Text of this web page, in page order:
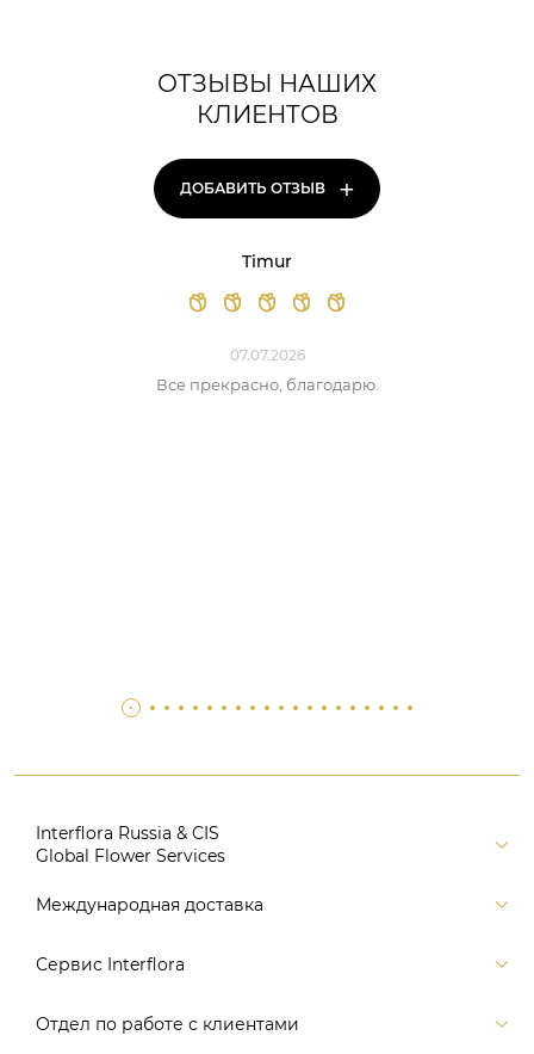
ОТЗЫВЫ НАШИХ
КЛИЕНТОВ
ДОБАВИТЬ ОТЗЫВ +
Timur
07.07.2026
Все прекрасно, благодарю.
Interflora Russia & CIS
Global Flower Services
Версия для печати
Поиск
Международная доставка
Россия
Европа
Сервис Interflora
Заказ и оплата
Отдел по работе с клиентами